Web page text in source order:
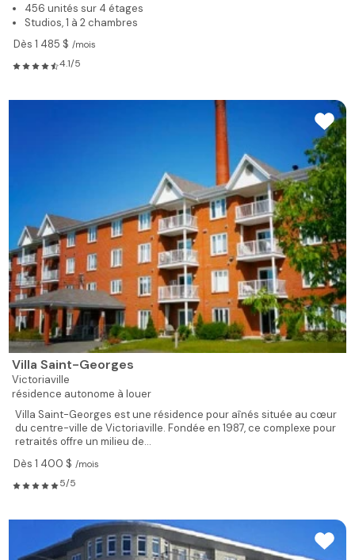
456 unités sur 4 étages
Studios, 1 à 2 chambres
Dès 1 485 $ /mois
4.1/5
Villa Saint-Georges
Victoriaville
résidence autonome à louer
Villa Saint-Georges est une résidence pour aînés située au cœur
du centre-ville de Victoriaville. Fondée en 1987, ce complexe pour
retraités offre un milieu de...
Dès 1 400 $ /mois
5/5